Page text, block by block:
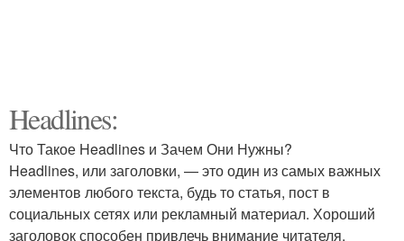
Headlines:
Что Такое Headlines и Зачем Они Нужны?
Headlines, или заголовки, — это один из самых важных
элементов любого текста, будь то статья, пост в
социальных сетях или рекламный материал. Хороший
заголовок способен привлечь внимание читателя,